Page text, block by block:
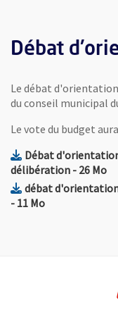
Débat
Le débat
du conseil municipal
Le vote du budget
Débat
délibération, Fichier
- 26 Mo,
débat
- 11 Mo, Ouvre une